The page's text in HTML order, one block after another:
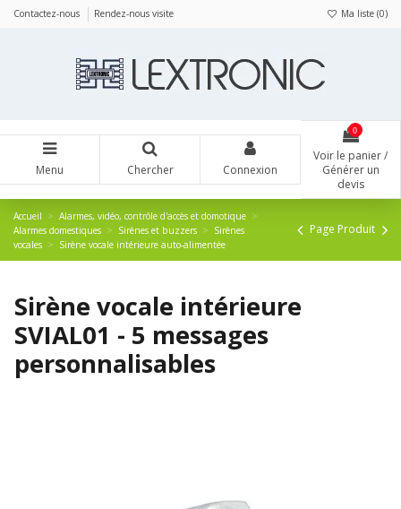
Contactez-nous Rendez-nous visite Ma liste (0)
Menu Chercher Connexion
0
Voir le panier /
Générer un
devis
Accueil
Alarmes, vidéo, contrôle d'accès et domotique
Alarmes domestiques
Sirènes et buzzers
Sirènes
vocales
Sirène vocale intérieure auto-alimentée
Page Produit
Sirène vocale intérieure
SVIAL01 - 5 messages
personnalisables
Panneau de gestion des cookies